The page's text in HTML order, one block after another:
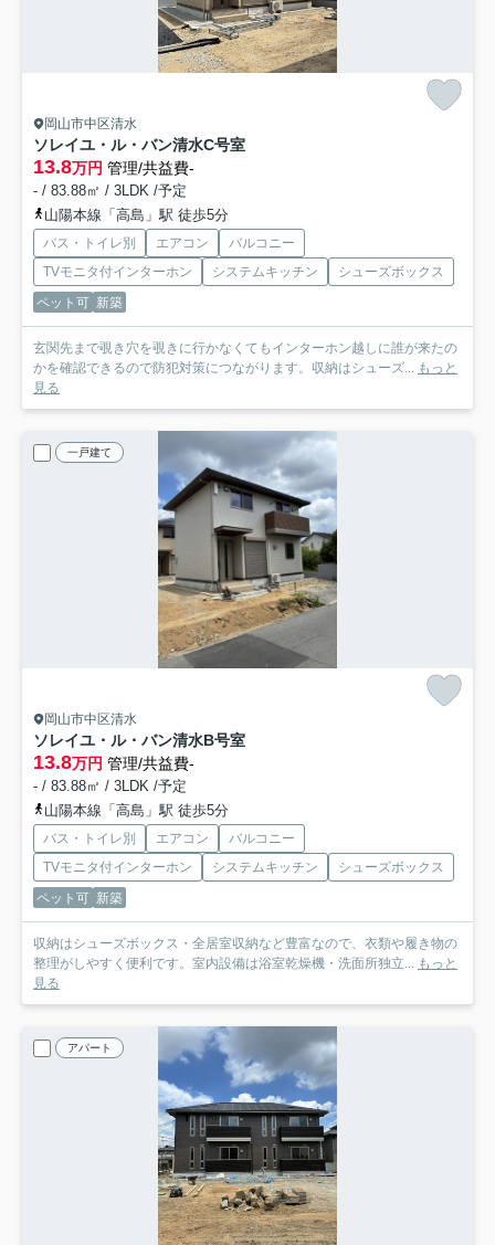
岡山市中区清水
ソレイユ・ル・バン清水C号室
13.8万円 管理/共益費-
- / 83.88㎡ / 3LDK /予定
山陽本線「高島」駅 徒歩5分
バス・トイレ別 エアコン
バルコニー
TVモニタ付インターホン
システムキッチン
シューズボックス
ペット可 新築
玄関先まで覗き穴を覗きに行かなくてもインターホン越しに誰が来たの
かを確認できるので防犯対策につながります。収納はシューズ... もっと
見る
一戸建て
岡山市中区清水
ソレイユ・ル・バン清水B号室
13.8万円 管理/共益費-
- / 83.88㎡ / 3LDK /予定
山陽本線「高島」駅 徒歩5分
バス・トイレ別 エアコン
バルコニー
TVモニタ付インターホン
システムキッチン
シューズボックス
ペット可 新築
収納はシューズボックス・全居室収納など豊富なので、衣類や履き物の
整理がしやすく便利です。室内設備は浴室乾燥機・洗面所独立... もっと
見る
アパート